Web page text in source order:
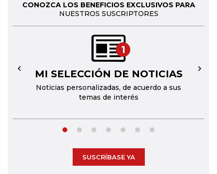
CONOZCA LOS BENEFICIOS EXCLUSIVOS PARA
NUESTROS SUSCRIPTORES
1
MI SELECCIÓN DE NOTICIAS
Noticias personalizadas, de acuerdo a sus
temas de interés
← →
SUSCRÍBASE YA